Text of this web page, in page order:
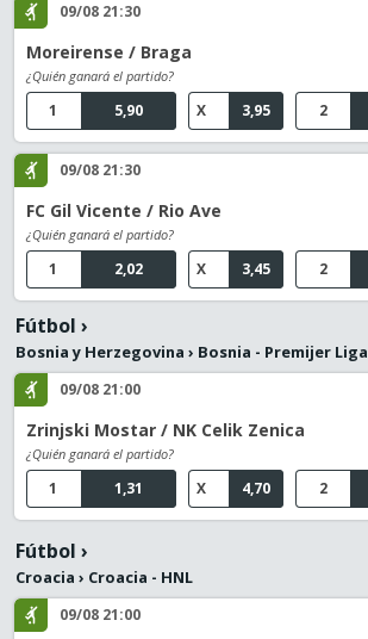
09/08 21:30
Moreirense / Braga
¿Quién ganará el partido?
5,90
1 3,95
X 2
09/08 21:30
FC Gil Vicente / Rio Ave
¿Quién ganará el partido?
2,02
1 3,45
X 2
Fútbol ›
Bosnia y Herzegovina › Bosnia - Premijer Liga
09/08 21:00
Zrinjski Mostar / NK Celik Zenica
¿Quién ganará el partido?
1,31
1 4,70
X 2
Fútbol ›
Croacia › Croacia - HNL
09/08 21:00